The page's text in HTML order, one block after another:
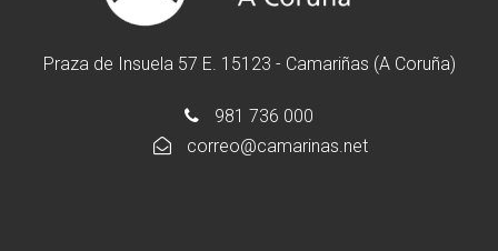
Praza de Insuela 57 E. 15123 - Camariñas (A Coruña)
981 736 000
correo@camarinas.net